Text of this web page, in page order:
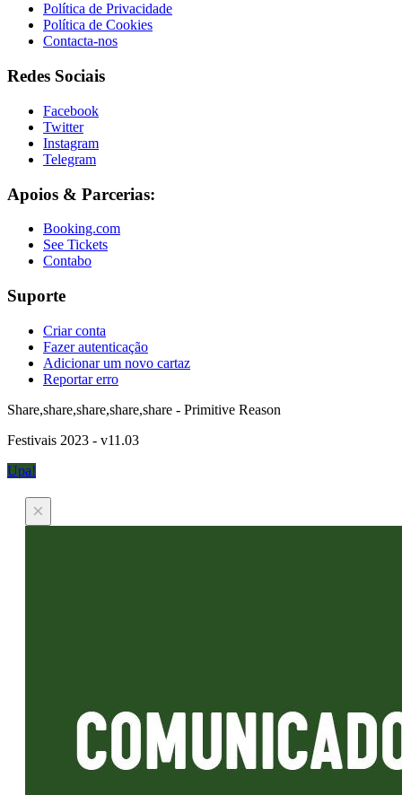
Política de Privacidade
Política de Cookies
Contacta-nos
Redes Sociais
Facebook
Twitter
Instagram
Telegram
Apoios & Parcerias:
Booking.com
See Tickets
Contabo
Suporte
Criar conta
Fazer autenticação
Adicionar um novo cartaz
Reportar erro
Share,share,share,share,share - Primitive Reason
Festivais 2023 - v11.03
Upa!
×